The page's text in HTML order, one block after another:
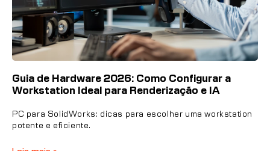
Guia de Hardware 2026: Como Configurar a
Workstation Ideal para Renderização e IA
PC para SolidWorks: dicas para escolher uma workstation
potente e eficiente.